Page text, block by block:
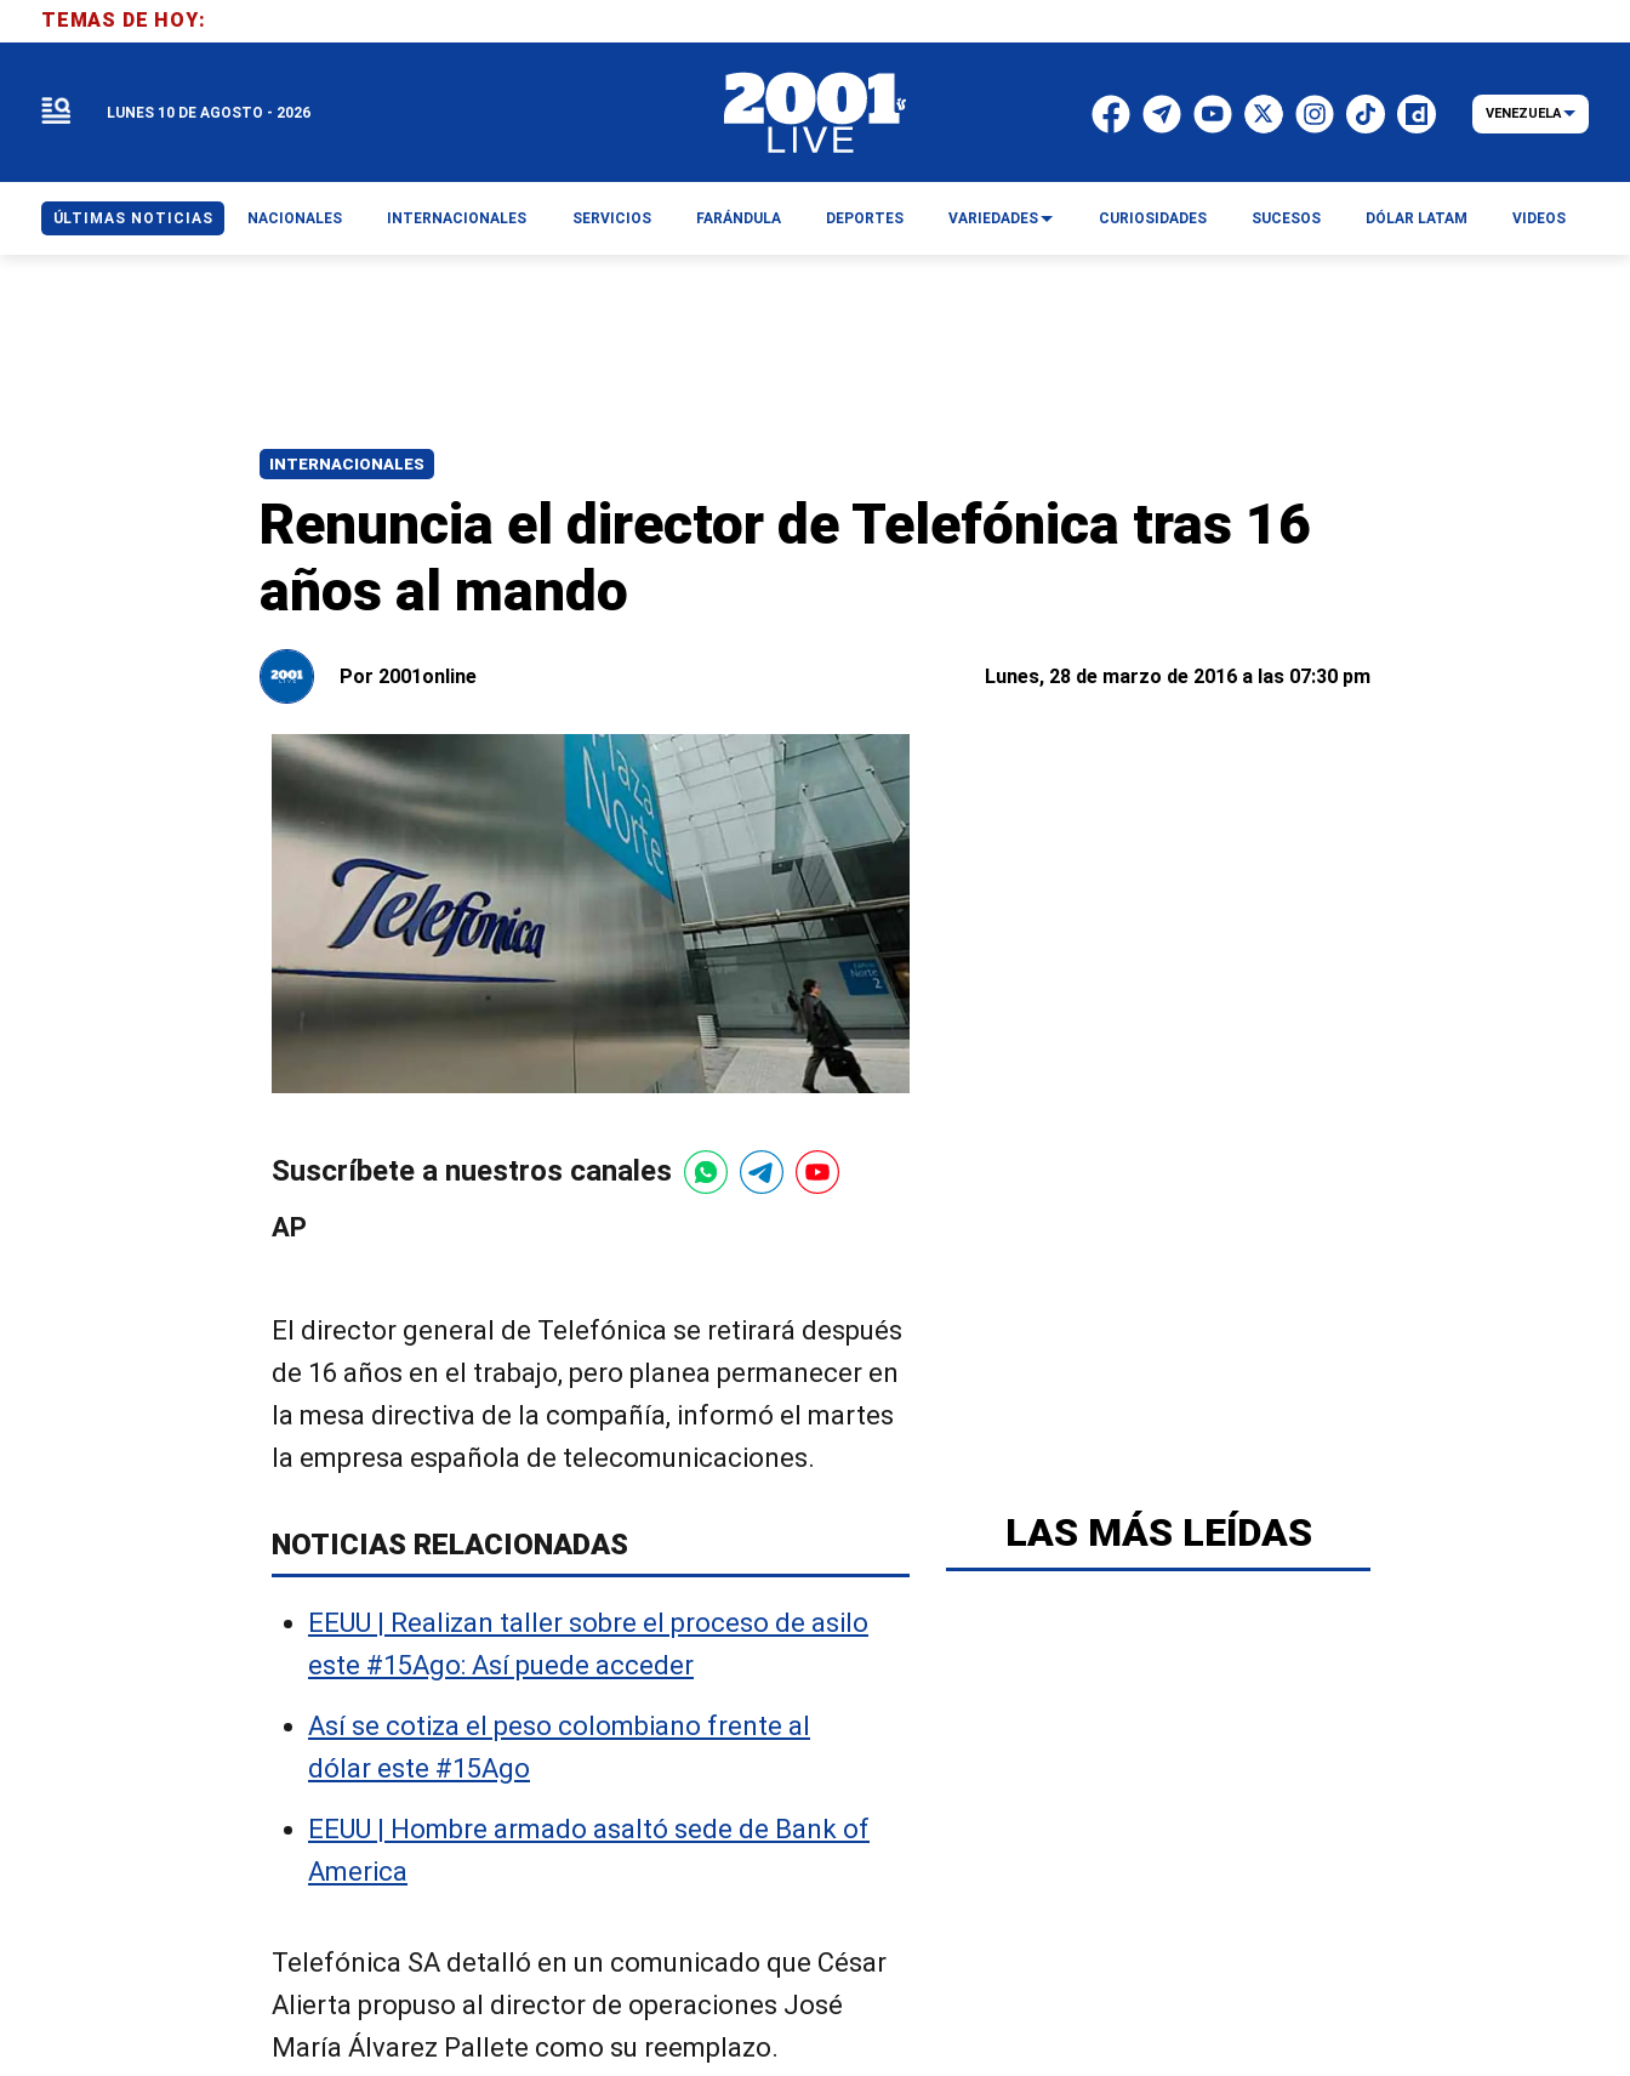
INTERNACIONALES
Renuncia el director de Telefónica tras 16
años al mando
Por 2001online Lunes, 28 de marzo de 2016 a las 07:30 pm
Suscríbete a nuestros canales
AP
El director general de Telefónica se retirará después
de 16 años en el trabajo, pero planea permanecer en
la mesa directiva de la compañía, informó el martes
la empresa española de telecomunicaciones.
NOTICIAS RELACIONADAS
EEUU | Realizan taller sobre el proceso de asilo
este #15Ago: Así puede acceder
Así se cotiza el peso colombiano frente al
dólar este #15Ago
EEUU | Hombre armado asaltó sede de Bank of
America
Telefónica SA detalló en un comunicado que César
Alierta propuso al director de operaciones José
María Álvarez Pallete como su reemplazo.
LAS MÁS LEÍDAS
TEMAS DE HOY:
LUNES 10 DE AGOSTO - 2026 VENEZUELA
ÚLTIMAS NOTICIAS NACIONALES INTERNACIONALES SERVICIOS FARÁNDULA DEPORTES VARIEDADES CURIOSIDADES SUCESOS DÓLAR LATAM VIDEOS